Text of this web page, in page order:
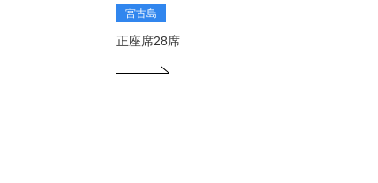
宮古島
正座席28席